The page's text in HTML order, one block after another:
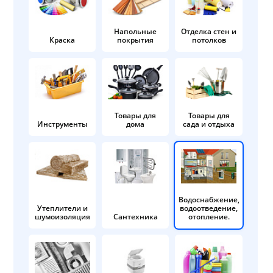
Краска
Напольные
покрытия
Отделка стен и
потолков
Инструменты
Товары для
дома
Товары для
сада и отдыха
Утеплители и
шумоизоляция
Сантехника
Водоснабжение,
водоотведение,
отопление.